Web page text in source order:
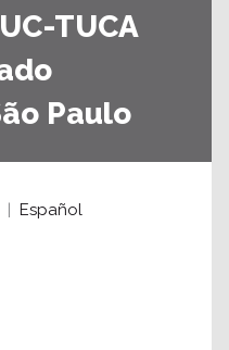
TUCA
Paulo
Español